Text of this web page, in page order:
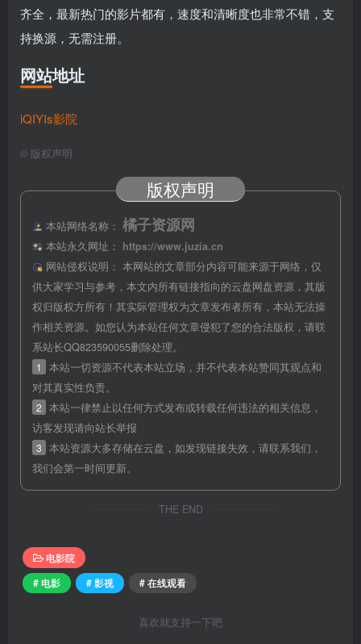
齐全，最新热门的影片都有，速度和清晰度也非常不错，支
持换源，无需注册。
网站地址
iQIYIs影院
© 版权声明
版权声明
本站网络名称： 橘子资源网
本站永久网址：
https://www.juzia.cn
网站侵权说明： 本网站的文章部分内容可能来源于网络，仅
供大家学习与参考，本文内所有链接指向的云盘网盘资源，其版
权归版权方所有！其实际管理权为文章发布者所有，本站无法操
作相关资源。如您认为本站任何文章侵犯了您的合法版权，请联
系站长QQ823590055删除处理。
1
本站一切资源不代表本站立场，并不代表本站赞同其观点和
对其真实性负责。
2 本站一律禁止以任何方式发布或转载任何违法的相关信息，
访客发现请向站长举报
3 本站资源大多存储在云盘，如发现链接失效，请联系我们，
我们会第一时间更新。
THE END
电影院
# 电影
# 影视 # 在线观看
喜欢就支持一下吧